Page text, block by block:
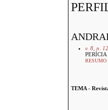
v. 8, n.
RESUMO
TEMA -